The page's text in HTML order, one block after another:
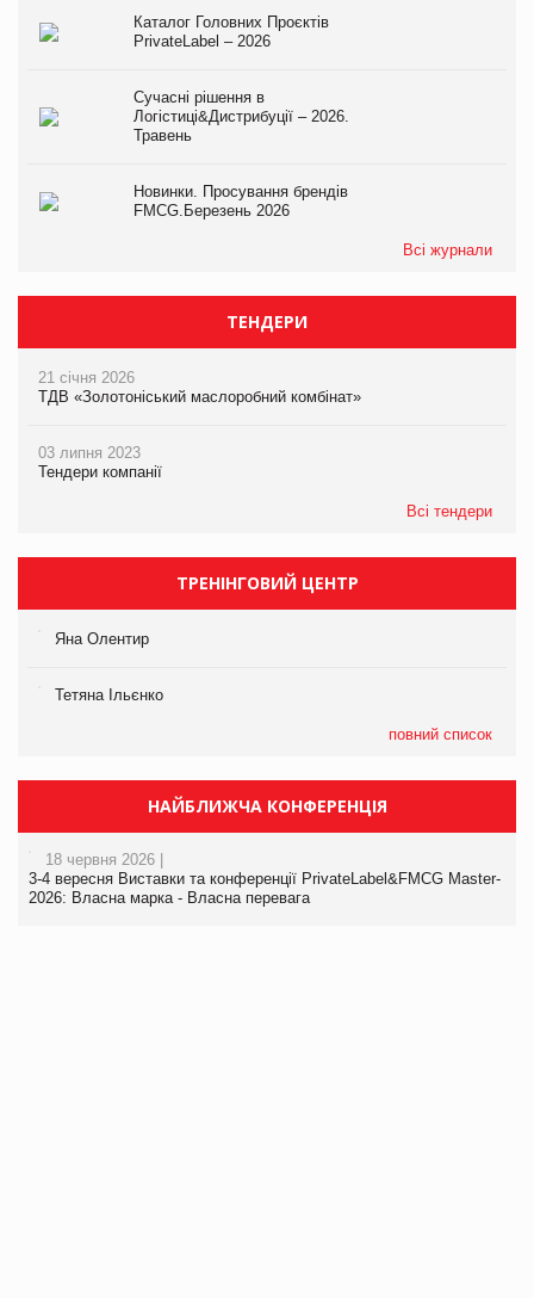
Каталог Головних Проєктів
PrivateLabel – 2026
Сучасні рішення в
Логістиці&Дистрибуції – 2026.
Травень
Новинки. Просування брендів
FMCG.Березень 2026
Всі журнали
ТЕНДЕРИ
21 січня 2026
ТДВ «Золотоніський маслоробний комбінат»
03 липня 2023
Тендери компанії
Всі тендери
ТРЕНІНГОВИЙ ЦЕНТР
Яна Олентир
Тетяна Ільєнко
повний список
НАЙБЛИЖЧА КОНФЕРЕНЦІЯ
18 червня 2026 |
3-4 вересня Виставки та конференції PrivateLabel&FMCG Master-
2026: Власна марка - Власна перевага